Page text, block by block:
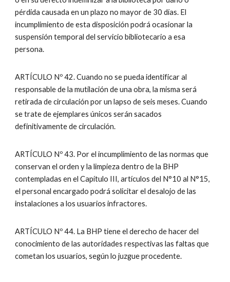
pérdida causada en un plazo no mayor de 30 días. El
incumplimiento de esta disposición podrá ocasionar la
suspensión temporal del servicio bibliotecario a esa
persona.
ARTÍCULO Nº 42. Cuando no se pueda identificar al
responsable de la mutilación de una obra, la misma será
retirada de circulación por un lapso de seis meses. Cuando
se trate de ejemplares únicos serán sacados
definitivamente de circulación.
ARTÍCULO Nº 43. Por el incumplimiento de las normas que
conservan el orden y la limpieza dentro de la BHP
contempladas en el Capítulo III, artículos del N°10 al N°15,
el personal encargado podrá solicitar el desalojo de las
instalaciones a los usuarios infractores.
ARTÍCULO Nº 44. La BHP tiene el derecho de hacer del
conocimiento de las autoridades respectivas las faltas que
cometan los usuarios, según lo juzgue procedente.